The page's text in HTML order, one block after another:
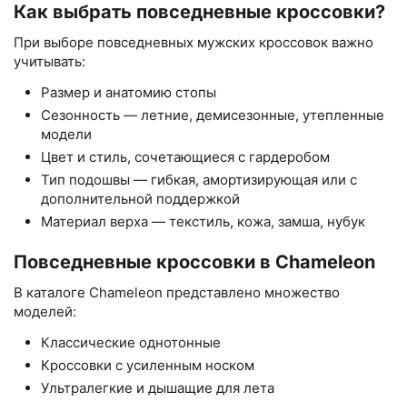
Как выбрать повседневные кроссовки?
При выборе повседневных мужских кроссовок важно
учитывать:
Размер и анатомию стопы
Сезонность — летние, демисезонные, утепленные
модели
Цвет и стиль, сочетающиеся с гардеробом
Тип подошвы — гибкая, амортизирующая или с
дополнительной поддержкой
Материал верха — текстиль, кожа, замша, нубук
Повседневные кроссовки в Chameleon
В каталоге Chameleon представлено множество
моделей:
Классические однотонные
Кроссовки с усиленным носком
Ультралегкие и дышащие для лета